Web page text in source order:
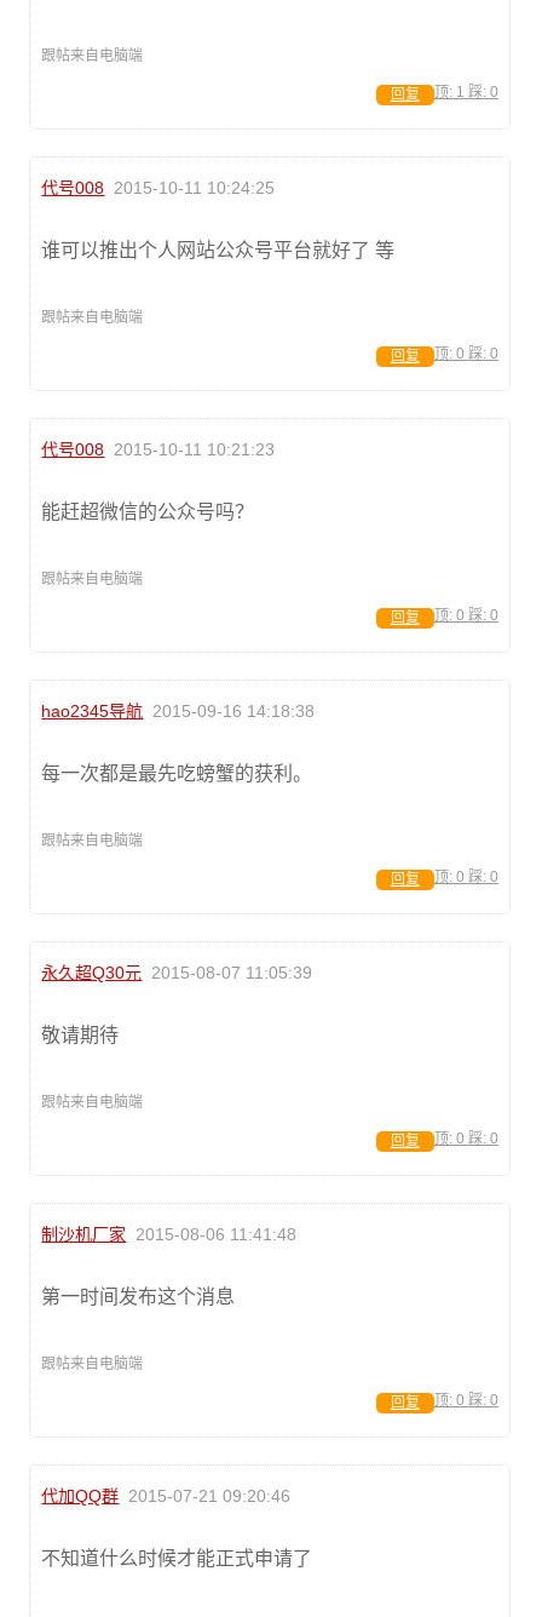
跟帖来自电脑端
顶: 1 踩: 0
回复
代号008 2015-10-11 10:24:25
谁可以推出个人网站公众号平台就好了 等
跟帖来自电脑端
顶: 0 踩: 0
回复
代号008 2015-10-11 10:21:23
能赶超微信的公众号吗？
跟帖来自电脑端
顶: 0 踩: 0
回复
hao2345导航 2015-09-16 14:18:38
每一次都是最先吃螃蟹的获利。
跟帖来自电脑端
顶: 0 踩: 0
回复
永久超Q30元 2015-08-07 11:05:39
敬请期待
跟帖来自电脑端
顶: 0 踩: 0
回复
制沙机厂家 2015-08-06 11:41:48
第一时间发布这个消息
跟帖来自电脑端
顶: 0 踩: 0
回复
代加QQ群 2015-07-21 09:20:46
不知道什么时候才能正式申请了